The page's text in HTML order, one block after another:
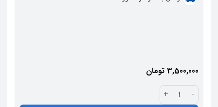
3,500,000 تومان
کارت دیزا سانترال KX-TE82491 عدد